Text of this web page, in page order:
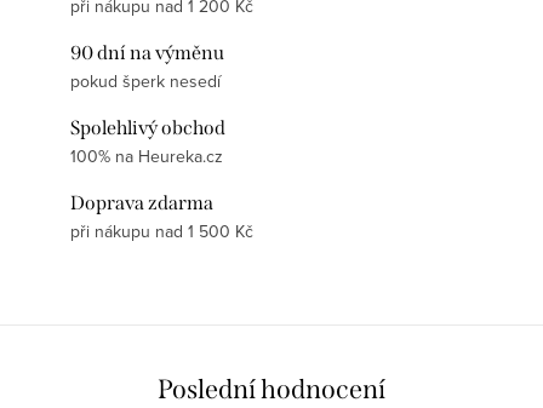
při nákupu nad 1 200 Kč
90 dní na výměnu
pokud šperk nesedí
Spolehlivý obchod
100% na Heureka.cz
Doprava zdarma
při nákupu nad 1 500 Kč
Poslední hodnocení